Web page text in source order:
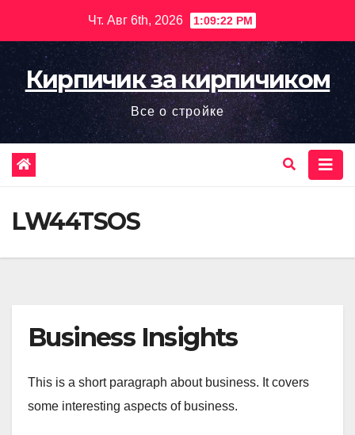
содержимому
Чт. Авг 6th, 2026 1:09:24 PM
Кирпичик за кирпичиком
Все о стройке
LW44TSOS
Business Insights
This is a short paragraph about business. It covers
some interesting aspects of business.